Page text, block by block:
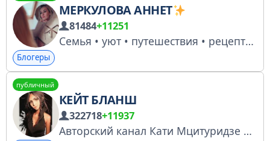
МЕРКУЛОВА АННЕТ
81484+11251
Семья • уют • путешествия • рецепты • beauty Создаём квартиру мечты с кухней как из Pinterest
Блогеры
публичный
КЕЙТ БЛАНШ
322718+11937
Авторский канал Кати Мцитуридзе Реклама @katya_mtsituridze Реклама и ведение мероприятий Елена Шуваева @helen_shu +79857761898 Регистрация канала РКН https://knd.gov.ru/license?id=6787b2c996de59064ddb6b37&registryType=bloggersPermission